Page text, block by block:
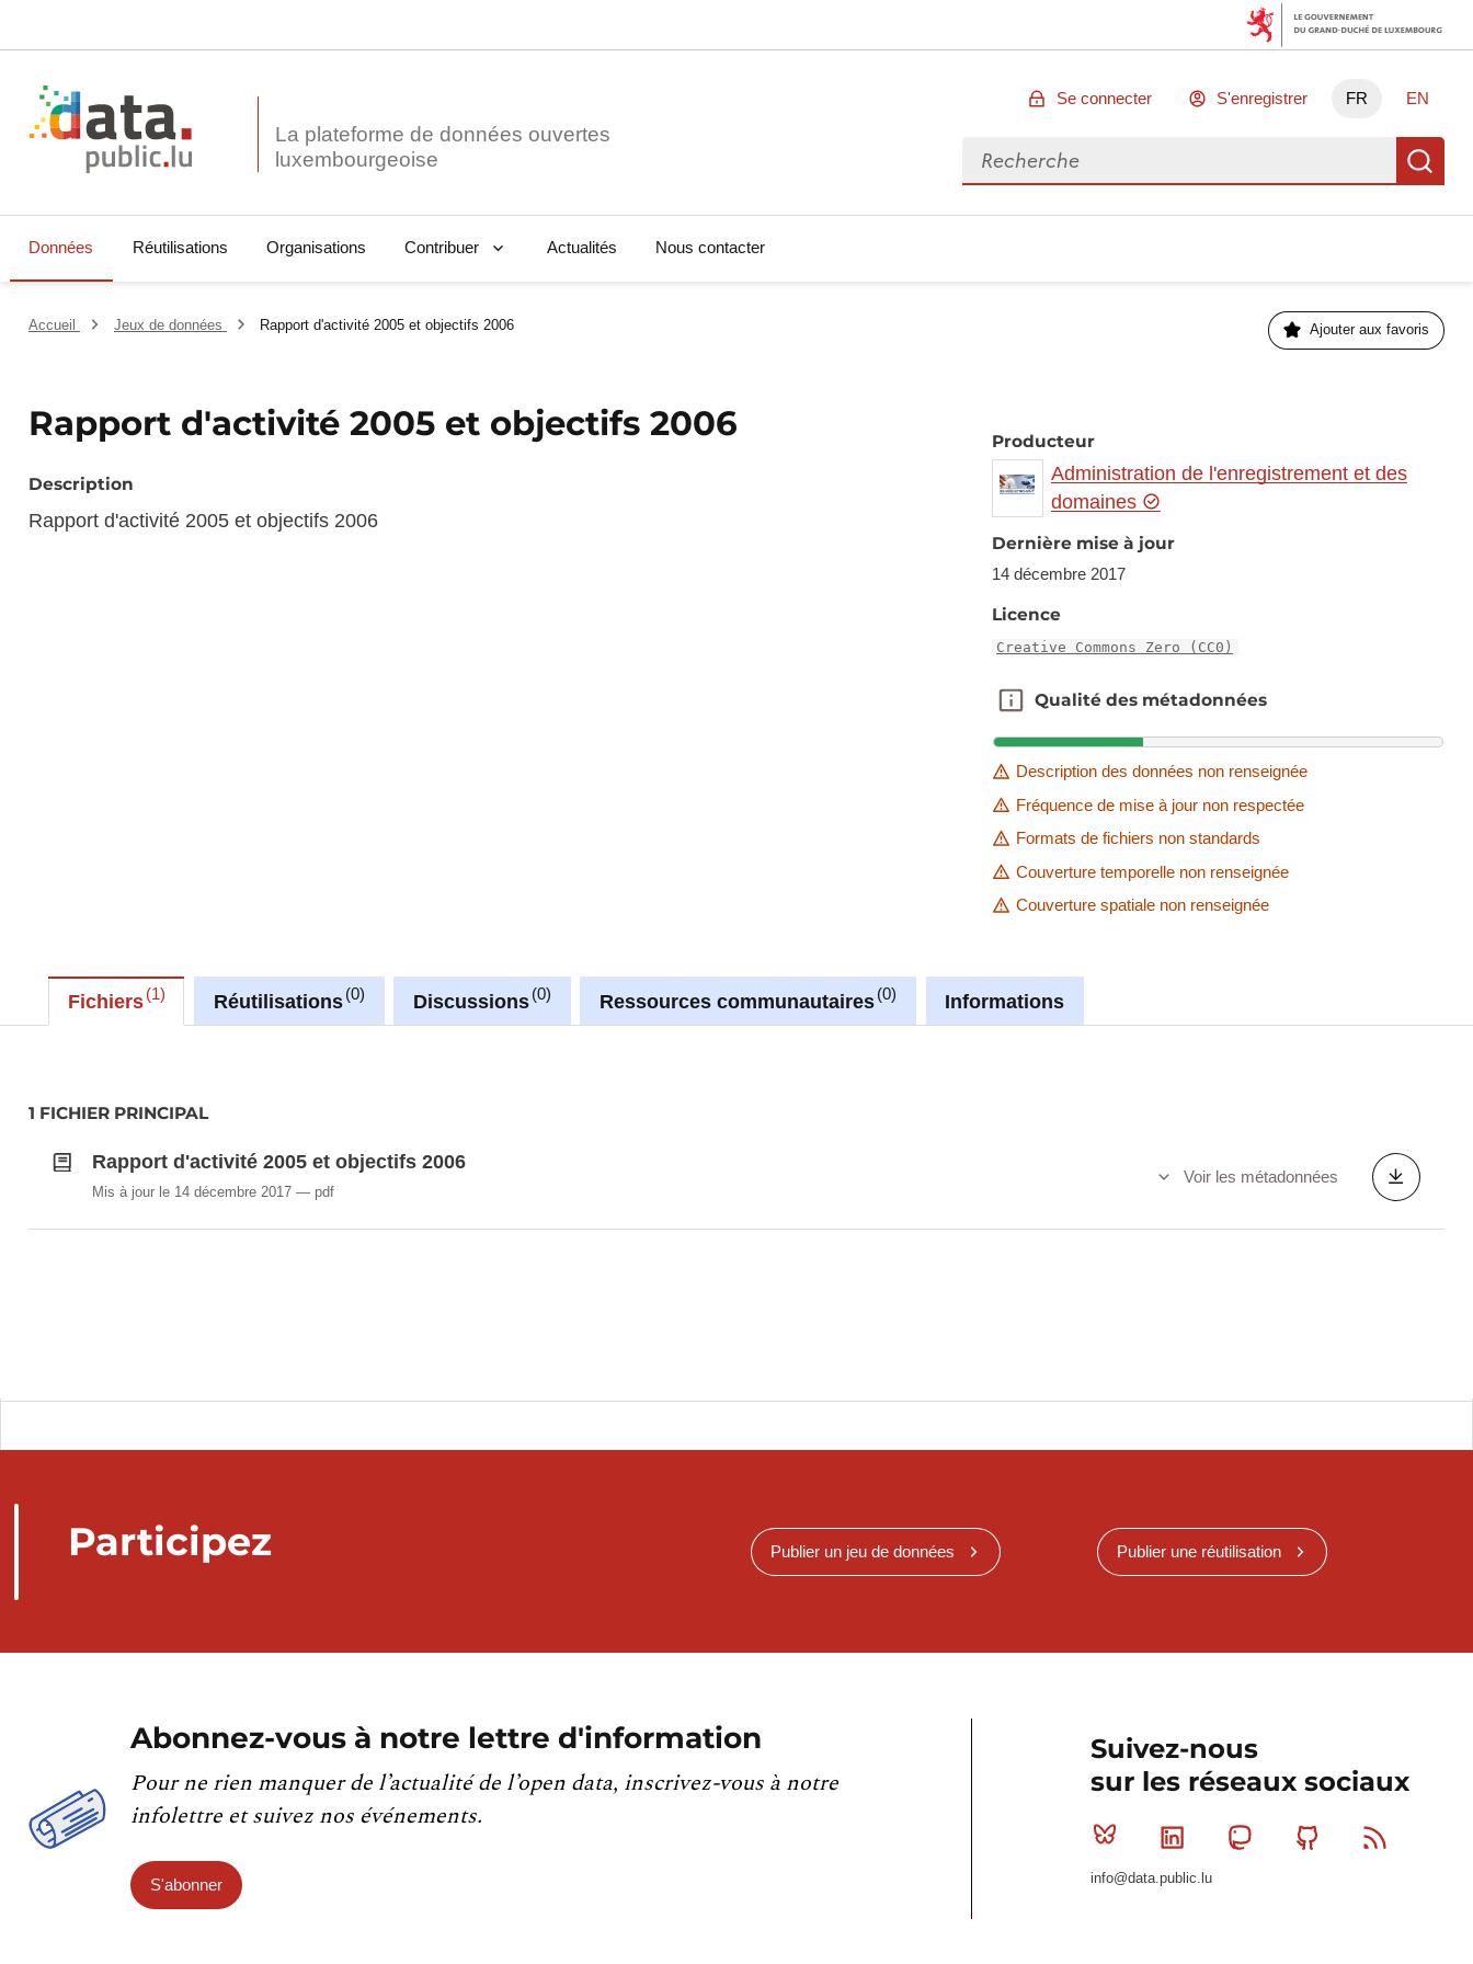
La plateforme de données ouvertes
Se connecter S'enregistrer FR EN
Rechercher des données
Données Réutilisations Organisations Contribuer Actualités Nous contacter
Accueil Jeux de données Rapport d'activité 2005 et objectifs 2006 Ajouter aux favoris
Rapport d'activité 2005 et objectifs 2006
Description
Rapport d'activité 2005 et objectifs 2006
Producteur
Administration de l'enregistrement et des
domaines
Dernière mise à jour
14 décembre 2017
Licence
Creative Commons Zero (CC0)
Qualité des métadonnées
Qualité des métadonnées
Description des données non renseignée
Fréquence de mise à jour non respectée
Formats de fichiers non standards
Couverture temporelle non renseignée
Couverture spatiale non renseignée
Fichiers 1 Réutilisations 0 Discussions 0 Ressources communautaires 0 Informations
1 FICHIER PRINCIPAL
Rapport d'activité 2005 et objectifs 2006
Mis à jour le 14 décembre 2017 pdf
Voir les métadonnées
Participez Publier un jeu de données Publier une réutilisation
Abonnez-vous à notre lettre d'information
Pour ne rien manquer de l’actualité de l’open data, inscrivez-vous à notre
infolettre et suivez nos événements.
S'abonner
Suivez-nous
sur les réseaux sociaux
Bluesky Linkedin MastodonGithub
info@data.public.lu